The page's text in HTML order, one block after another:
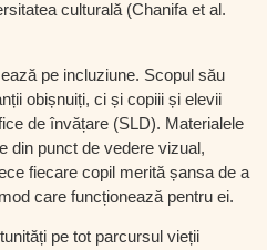
culturală (Chanifa et al.
pe incluziune. Scopul său
obișnuiți, ci și copiii și elevii
de învățare (SLD). Materialele
din punct de vedere vizual,
fiecare copil merită șansa de a
care funcționează pentru ei.
pe tot parcursul vieții